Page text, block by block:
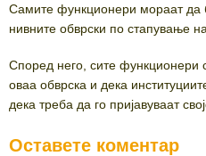
Самите функционери мораат да
нивните обврски по стапување
Според него, сите функционери
оваа обврска и дека
дека треба да го пријавуваат
Оставете коментар